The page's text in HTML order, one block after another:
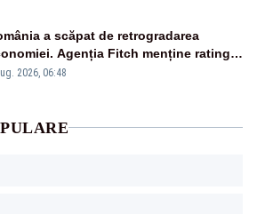
a scăpat de retrogradarea
Agenția Fitch menține ratingul
” cu perspectivă negativă
2026, 06:48